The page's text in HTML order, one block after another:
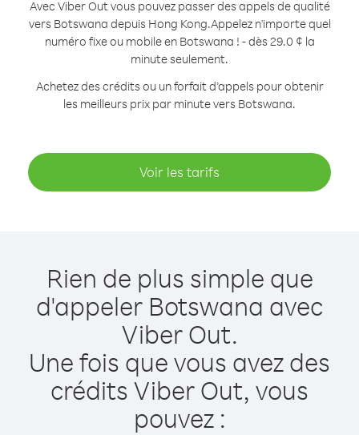
Avec Viber Out vous pouvez passer des appels de qualité
vers Botswana depuis Hong Kong.Appelez n'importe quel
numéro fixe ou mobile en Botswana ! - dès 29.0 ¢ la
minute seulement.
Achetez des crédits ou un forfait d’appels pour obtenir
les meilleurs prix par minute vers Botswana.
Voir les tarifs
Rien de plus simple que
d'appeler Botswana avec
Viber Out.
Une fois que vous avez des
crédits Viber Out, vous
pouvez :